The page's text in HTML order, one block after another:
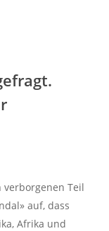
Teil
auf, dass
Afrika und